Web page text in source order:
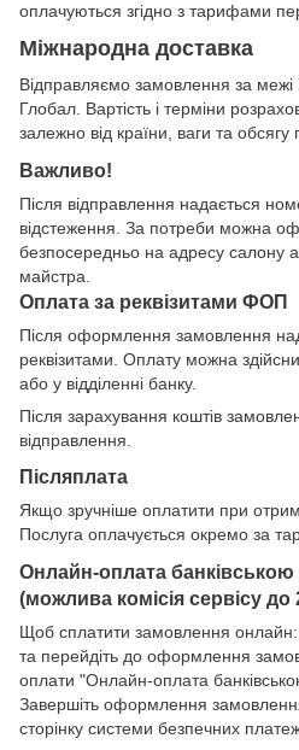
оплачуються згідно з тарифами
Міжнародна доставка
Відправляємо замовлення за
Глобал. Вартість і терміни
залежно від країни, ваги та обсягу
Важливо!
Після відправлення надається
відстеження. За потреби можна
безпосередньо на адресу салону
майстра.
Оплата за реквізитами ФОП
Після оформлення замовлення
реквізитами. Оплату можна
або у відділенні банку.
Після зарахування коштів
відправлення.
Післяплата
Якщо зручніше оплатити при
Послуга оплачується окремо за
Онлайн-оплата
(можлива комісія сервісу до
Щоб сплатити замовлення
та перейдіть до оформлення
оплати "Онлайн-оплата
Завершіть оформлення
сторінку системи безпечних